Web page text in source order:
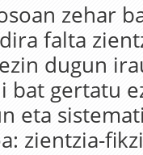
zehar
falta
dugun
bat gertatu
eta
zientzia-